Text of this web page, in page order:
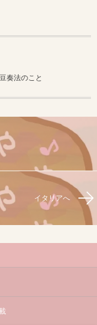
奏法のこと
イタリアへ